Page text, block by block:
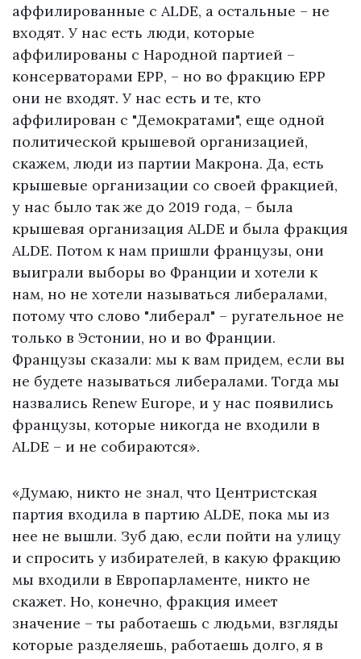
аффилированные с ALDE, а остальные – не
входят. У нас есть люди, которые
аффилированы с Народной партией –
консерваторами ЕРР, – но во фракцию ЕРР
они не входят. У нас есть и те, кто
аффилирован с "Демократами", еще одной
политической крышевой организацией,
скажем, люди из партии Макрона. Да, есть
крышевые организации со своей фракцией,
у нас было так же до 2019 года, – была
крышевая организация ALDE и была фракция
ALDE. Потом к нам пришли французы, они
выиграли выборы во Франции и хотели к
нам, но не хотели называться либералами,
потому что слово "либерал" – ругательное не
только в Эстонии, но и во Франции.
Французы сказали: мы к вам придем, если вы
не будете называться либералами. Тогда мы
назвались Renew Europe, и у нас появились
французы, которые никогда не входили в
ALDE – и не собираются».
«Думаю, никто не знал, что Центристская
партия входила в партию ALDE, пока мы из
нее не вышли. Зуб даю, если пойти на улицу
и спросить у избирателей, в какую фракцию
мы входили в Европарламенте, никто не
скажет. Но, конечно, фракция имеет
значение – ты работаешь с людьми, взгляды
которые разделяешь, работаешь долго, я в